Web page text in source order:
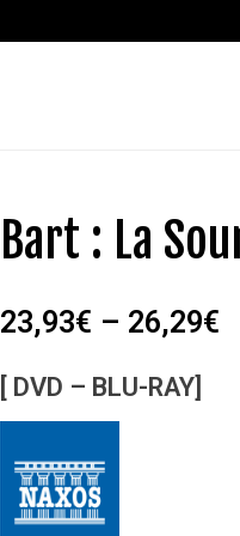
Bart : La
23,93€ – 26,29€
[ DVD – BLU-RAY]